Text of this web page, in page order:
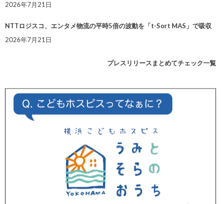
2026年7月21日
NTTロジスコ、エンタメ物流の平時5倍の波動を「t-Sort MAS」で吸収
2026年7月21日
プレスリリースまとめてチェック一覧